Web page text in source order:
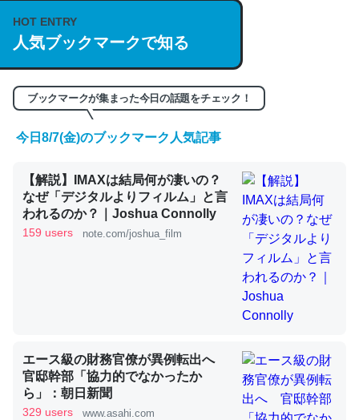
https://isobe324649.hatenablog.com/entry/2023/03/27
/064121
─GPTの仕組みと限界についての考察（１） - conceptualization
くらい。小説でいう「ずっと前の伏線」は回収されないけ
ど、短期記憶というには多い分量。進化すればするほど分
かりやすく強くなりそう
─GPTの仕組みと限界についての考察（１） - conceptualization
コオロギのカルシウム分はエビの600分の1程度。
─ニュース :: 【研究発表】昆虫学の大問題＝「昆虫はなぜ海にいな
いのか」に関する新仮説
HOT ENTRY
人気ブックマークで知る
ブックマークが集まった今日の話題をチェック！
今日8/7(金)のブックマーク人気記事
【解説】IMAXは結局何が凄いの？
なぜ「デジタルよりフィルム」と言
われるのか？｜Joshua Connolly
159 users note.com/joshua_film
エース級の財務官僚が異例転出へ
官邸幹部「協力的でなかったか
ら」：朝日新聞
329 users www.asahi.com